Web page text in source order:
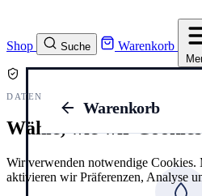
Shop Suche Warenkorb
Warenkorb
DATENSCHUTZ UND COOKIES
Wähle, wie wir
Wir verwenden notwendige Cookies.
aktivieren wir Präferenzen, Analyse